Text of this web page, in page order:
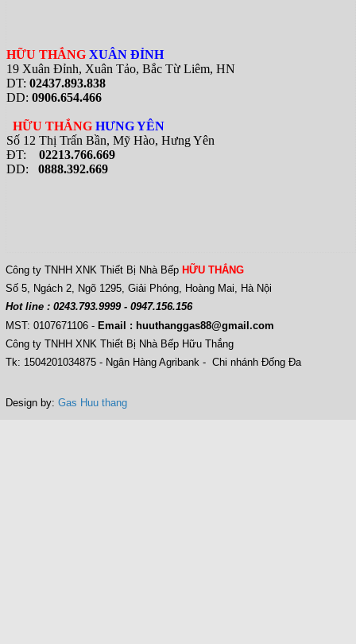
HỮU THẮNG XUÂN ĐỈNH
19 Xuân Đỉnh, Xuân Tảo, Bắc Từ Liêm, HN
DT: 02437.893.838
DD: 0906.654.466
HỮU THẮNG HƯNG YÊN
Số 12 Thị Trấn Bần, Mỹ Hào, Hưng Yên
ĐT: 02213.766.669
DD: 0888.392.669
Công ty TNHH XNK Thiết Bị Nhà Bếp HỮU THẮNG
Số 5, Ngách 2, Ngõ 1295, Giải Phóng, Hoàng Mai, Hà Nội
Hot line : 0243.793.9999 - 0947.156.156
MST: 0107671106 - Email : huuthanggas88@gmail.com
Công ty TNHH XNK Thiết Bị Nhà Bếp Hữu Thắng
Tk: 1504201034875 - Ngân Hàng Agribank - Chi nhánh Đống Đa
Design by: Gas Huu thang